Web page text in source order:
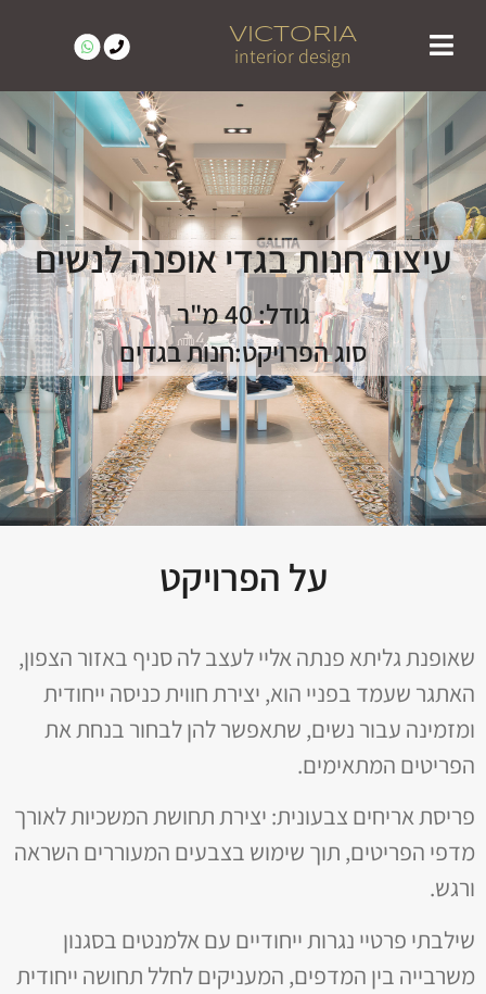
VICTORIA
interior design
עיצוב חנות בגדי אופנה לנשים
גודל: 40 מ"ר
סוג הפרויקט:חנות בגדים
על הפרויקט
שאופנת גליתא פנתה אליי לעצב לה סניף באזור הצפון,
האתגר שעמד בפניי הוא, יצירת חווית כניסה ייחודית
ומזמינה עבור נשים, שתאפשר להן לבחור בנחת את
הפריטים המתאימים.
פריסת אריחים צבעונית: יצירת תחושת המשכיות לאורך
מדפי הפריטים, תוך שימוש בצבעים המעוררים השראה
ורגש.
שילבתי פרטיי נגרות ייחודיים עם אלמנטים בסגנון
משרבייה בין המדפים, המעניקים לחלל תחושה ייחודית